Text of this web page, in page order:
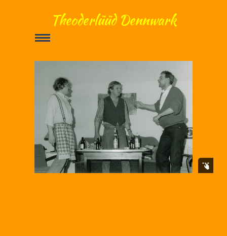
Theoderlüüd Dennwark